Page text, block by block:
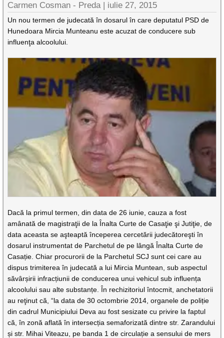
Carmen Cosman - Preda | iulie 27, 2015
Un nou termen de judecată în dosarul în care deputatul PSD de
Hunedoara Mircia Munteanu este acuzat de conducere sub
influenţa alcoolului.
Dacă la primul termen, din data de 26 iunie, cauza a fost
amânată de magistraţii de la Înalta Curte de Casaţie şi Jutiţie, de
data aceasta se aşteaptă începerea cercetării judecătoreşti în
dosarul instrumentat de Parchetul de pe lângă Înalta Curte de
Casație. Chiar procurorii de la Parchetul SCJ sunt cei care au
dispus trimiterea în judecată a lui Mircia Muntean, sub aspectul
săvârșirii infracțiunii de conducerea unui vehicul sub influența
alcoolului sau alte substanțe. În rechizitoriul întocmit, anchetatorii
au reţinut că, “la data de 30 octombrie 2014, organele de poliție
din cadrul Municipiului Deva au fost sesizate cu privire la faptul
că, în zonă aflată în intersecția semaforizată dintre str. Zarandului
și str. Mihai Viteazu, pe banda 1 de circulație a sensului de mers